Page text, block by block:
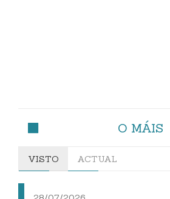
O MÁIS
VISTO ACTUAL